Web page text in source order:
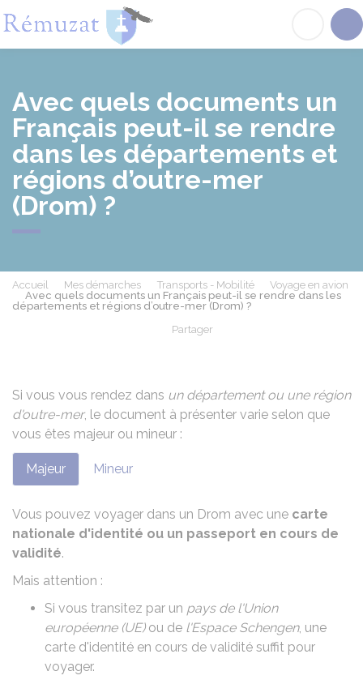
Avec quels documents un
Français peut-il se rendre
dans les départements et
régions d’outre-mer
(Drom) ?
Accueil Mes démarches Transports - Mobilité
Voyage en avion
Avec quels documents un Français peut-il se rendre dans les
départements et régions d’outre-mer (Drom) ?
Partager
Si vous vous rendez dans un département ou une région
d'outre-mer, le document à présenter varie selon que
vous êtes majeur ou mineur :
Majeur Mineur
Vous pouvez voyager dans un Drom avec une carte
nationale d'identité ou un passeport en cours de
validité.
Mais attention :
Si vous transitez par un pays de l'Union
européenne (UE)ou de l'Espace Schengen, une
carte d'identité en cours de validité suffit pour
voyager.